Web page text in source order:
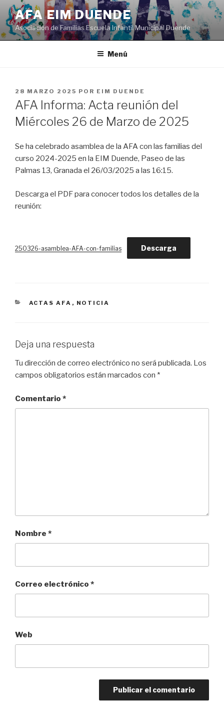
Saltar
contenido
AFA EIM DUENDE
Asociación de Familias Escuela Infantil Municipal Duende
Menú
PUBLICADO
EL
28 MARZO 2025 POR EIM DUENDE
AFA Informa: Acta reunión del
Miércoles 26 de Marzo de 2025
Se ha celebrado asamblea de la AFA con las familias del
curso 2024-2025 en la EIM Duende, Paseo de las
Palmas 13, Granada el 26/03/2025 a las 16:15.
Descarga el PDF para conocer todos los detalles de la
reunión:
250326-asamblea-AFA-con-familias Descarga
CATEGORÍAS
ACTAS AFA , NOTICIA
Deja una respuesta
Tu dirección de correo electrónico no será publicada. Los
campos obligatorios están marcados con *
Comentario *
Nombre *
Correo electrónico *
Web